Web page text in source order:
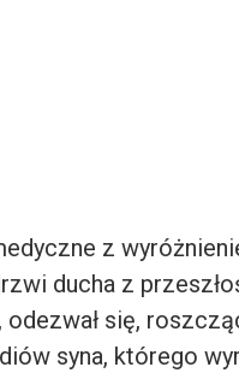
z
ducha z
odezwał się,
syna, którego